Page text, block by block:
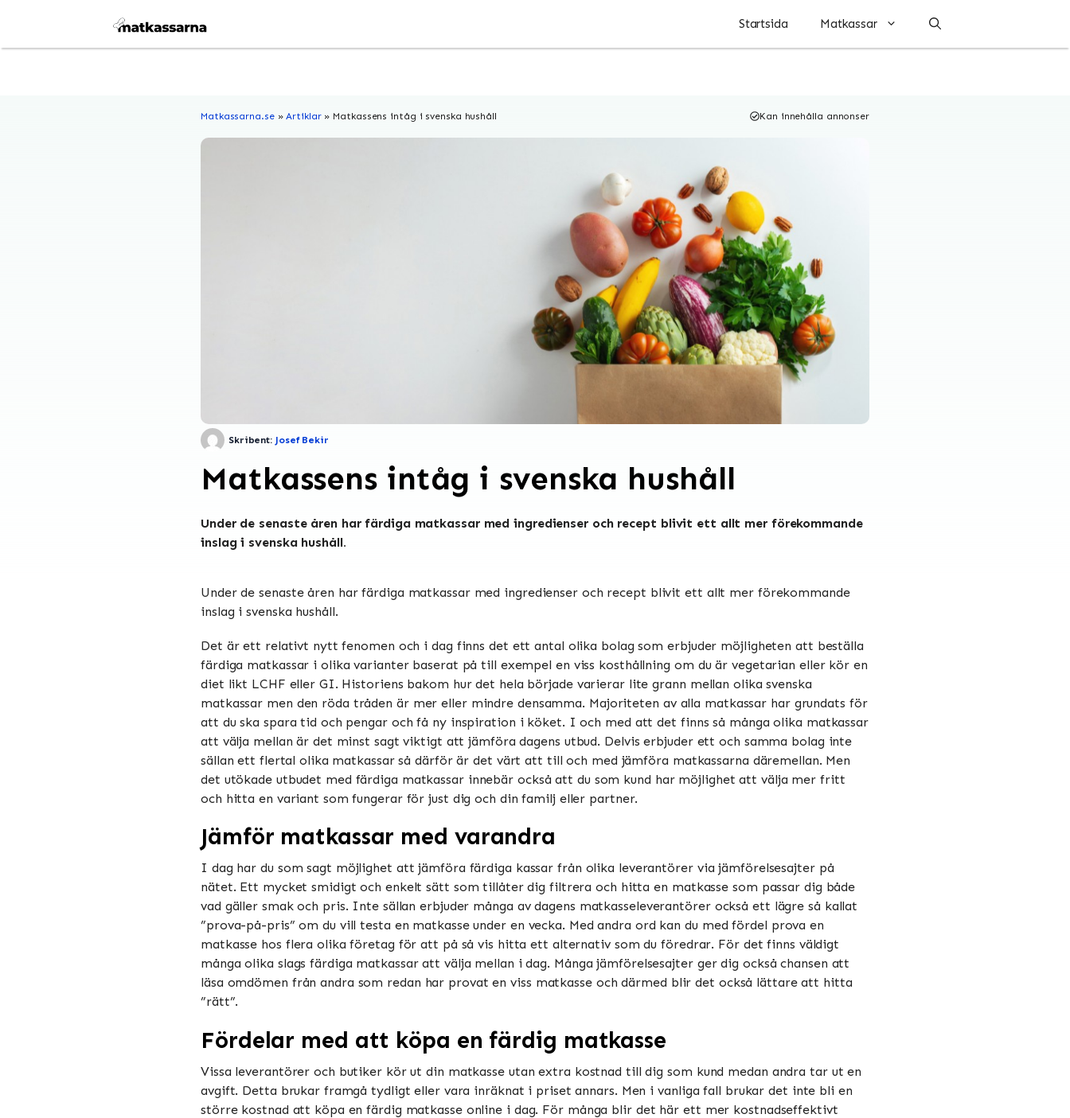
innehåll
Startsida Matkassar
Matkassarna.se»Artiklar» Matkassens intåg i svenska hushåll Kan innehålla annonser
Skribent: Josef Bekir
Matkassens intåg i svenska hushåll
Under de senaste åren har färdiga matkassar med ingredienser och recept blivit ett allt mer förekommande
inslag i svenska hushåll.
Under de senaste åren har färdiga matkassar med ingredienser och recept blivit ett allt mer förekommande
inslag i svenska hushåll.
Det är ett relativt nytt fenomen och i dag finns det ett antal olika bolag som erbjuder möjligheten att beställa
färdiga matkassar i olika varianter baserat på till exempel en viss kosthållning om du är vegetarian eller kör en
diet likt LCHF eller GI. Historiens bakom hur det hela började varierar lite grann mellan olika svenska
matkassar men den röda tråden är mer eller mindre densamma. Majoriteten av alla matkassar har grundats för
att du ska spara tid och pengar och få ny inspiration i köket. I och med att det finns så många olika matkassar
att välja mellan är det minst sagt viktigt att jämföra dagens utbud. Delvis erbjuder ett och samma bolag inte
sällan ett flertal olika matkassar så därför är det värt att till och med jämföra matkassarna däremellan. Men
det utökade utbudet med färdiga matkassar innebär också att du som kund har möjlighet att välja mer fritt
och hitta en variant som fungerar för just dig och din familj eller partner.
Jämför matkassar med varandra
I dag har du som sagt möjlighet att jämföra färdiga kassar från olika leverantörer via jämförelsesajter på
nätet. Ett mycket smidigt och enkelt sätt som tillåter dig filtrera och hitta en matkasse som passar dig både
vad gäller smak och pris. Inte sällan erbjuder många av dagens matkasseleverantörer också ett lägre så kallat
”prova-på-pris” om du vill testa en matkasse under en vecka. Med andra ord kan du med fördel prova en
matkasse hos flera olika företag för att på så vis hitta ett alternativ som du föredrar. För det finns väldigt
många olika slags färdiga matkassar att välja mellan i dag. Många jämförelsesajter ger dig också chansen att
läsa omdömen från andra som redan har provat en viss matkasse och därmed blir det också lättare att hitta
”rätt”.
Fördelar med att köpa en färdig matkasse
Vissa leverantörer och butiker kör ut din matkasse utan extra kostnad till dig som kund medan andra tar ut en
avgift. Detta brukar framgå tydligt eller vara inräknat i priset annars. Men i vanliga fall brukar det inte bli en
större kostnad att köpa en färdig matkasse online i dag. För många blir det här ett mer kostnadseffektivt